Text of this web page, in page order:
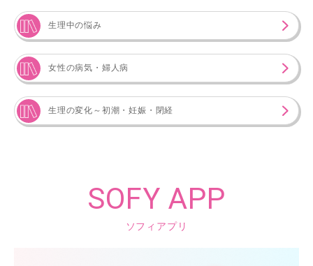
生理中の悩み
女性の病気・婦人病
生理の変化～初潮・妊娠・閉経
SOFY APP
ソフィアプリ